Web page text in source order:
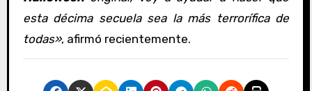
esta décima secuela sea la más terrorífica de
todas», afirmó recientemente.